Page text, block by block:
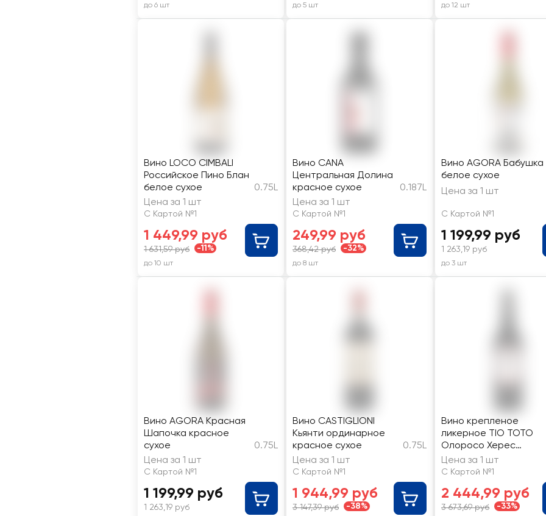
до 6 шт до 5 шт до 12 шт
Вино LOCO CIMBALI
Российское Пино Блан
белое сухое
0.75L
Цена за 1 шт
С Картой №1
1 449,99 руб
1 631,59 руб -11%
до 10 шт
Вино CANA
Центральная Долина
красное сухое
0.187L
Цена за 1 шт
С Картой №1
249,99 руб
368,42 руб -32%
до 8 шт
Вино AGORA Бабушка
белое сухое
Цена за 1 шт
С Картой №1
1 199,99 руб
1 263,19 руб
до 3 шт
Вино AGORA Красная
Шапочка красное
сухое
0.75L
Цена за 1 шт
С Картой №1
1 199,99 руб
1 263,19 руб
Вино CASTIGLIONI
Кьянти ординарное
красное сухое
0.75L
Цена за 1 шт
С Картой №1
1 944,99 руб
3 147,39 руб -38%
Вино крепленое
ликерное TIO TOTO
Олоросо Херес
ординарное
Цена за 1 шт
С Картой №1
2 444,99 руб
3 673,69 руб -33%